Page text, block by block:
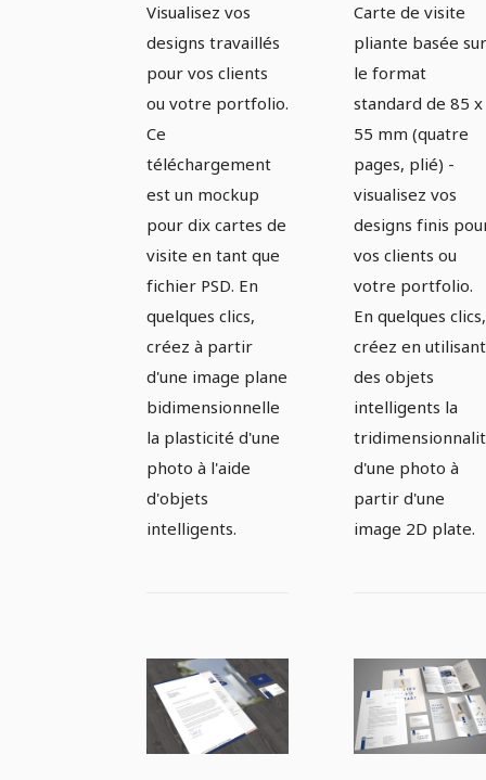
cartes de
visite en
format
paysage et
portrait.
Visualisez vos
designs travaillés
pour vos clients
ou votre portfolio.
Ce
téléchargement
est un mockup
pour dix cartes de
visite en tant que
fichier PSD. En
quelques clics,
créez à partir
d'une image plane
bidimensionnelle
la plasticité d'une
photo à l'aide
d'objets
intelligents.
pour une
carte de
visite
pliante
Carte de visite
pliante basée sur
le format
standard de 85 x
55 mm (quatre
pages, plié) -
visualisez vos
designs finis
vos clients ou
votre portfolio.
En quelques clics,
créez en utilisant
des objets
intelligents la
d'une photo à
partir d'une
image 2D plate.